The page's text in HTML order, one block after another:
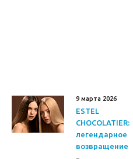
9 марта 2026
ESTEL
CHOCOLATIER:
легендарное
возвращение